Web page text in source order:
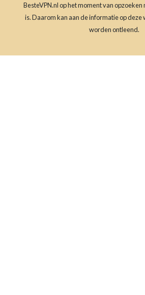
BesteVPN.nl op het moment van
is. Daarom kan aan de informatie op deze
worden ontleend.